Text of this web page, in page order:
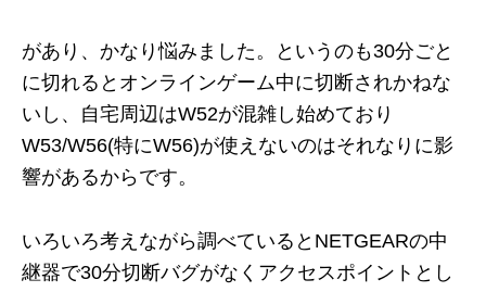
があり、かなり悩みました。というのも30分ごと
に切れるとオンラインゲーム中に切断されかねな
いし、自宅周辺はW52が混雑し始めており
W53/W56(特にW56)が使えないのはそれなりに影
響があるからです。
いろいろ考えながら調べているとNETGEARの中
継器で30分切断バグがなくアクセスポイントとし